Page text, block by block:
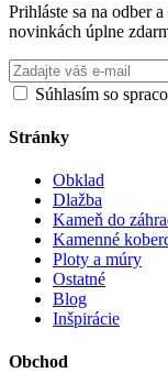
Prihláste sa na odber
novinkách úplne
Súhlasím so
Stránky
Obklad
Dlažba
Kameň do
Kamenné
Ploty a múry
Ostatné
Blog
Inšpirácie
Obchod